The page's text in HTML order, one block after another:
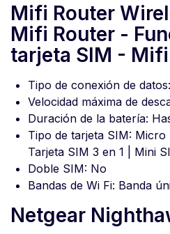
Mifi Router
Mifi Router -
tarjeta SIM -
Tipo de conexión de
Velocidad máxima de
Duración de la batería:
Tipo de tarjeta SIM: Micro
Tarjeta SIM 3 en 1 | Mini
Doble SIM: No
Bandas de Wi Fi: Banda
Netgear